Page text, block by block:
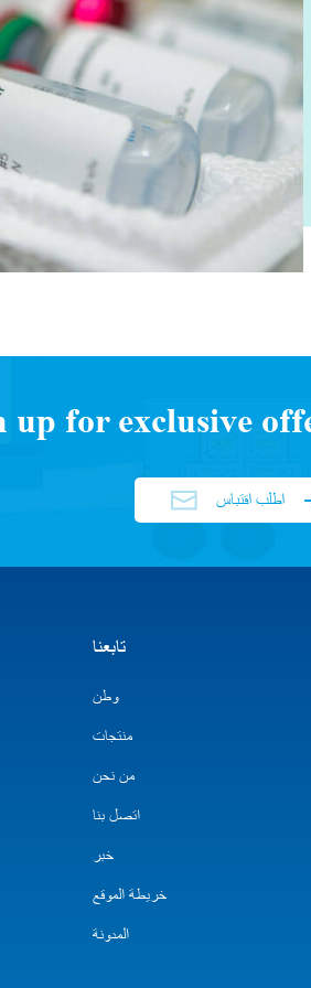
up for exclusive
اطلب اقتباس
تابعنا
وطن
منتجات
من نحن
اتصل بنا
خبر
خريطة الموقع
المدونة